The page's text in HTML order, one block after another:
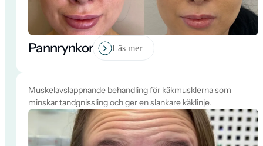
Pannrynkor Läs mer
Muskelavslappnande behandling för käkmusklerna som
minskar tandgnissling och ger en slankare käklinje.